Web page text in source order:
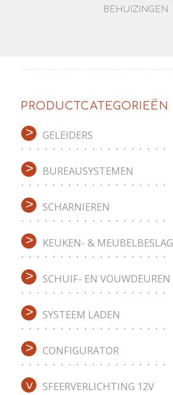
BEHUIZINGEN
PRODUCTCATEGORIEËN
GELEIDERS
BUREAUSYSTEMEN
SCHARNIEREN
KEUKEN- & MEUBELBESLAG
SCHUIF- EN VOUWDEUREN
SYSTEEM LADEN
CONFIGURATOR
SFEERVERLICHTING 12V